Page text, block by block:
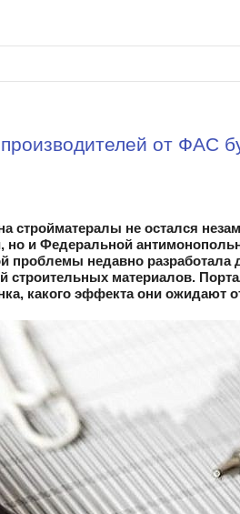
от ФАС
стройматералы не остался
но и Федеральной
проблемы недавно разработала
строительных материалов.
какого эффекта они ожидают